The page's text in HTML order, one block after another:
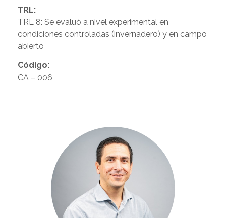
TRL:
TRL 8: Se evaluó a nivel experimental en
condiciones controladas (invernadero) y en campo
abierto
Código:
CA – 006